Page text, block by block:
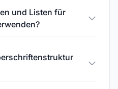
und Listen für